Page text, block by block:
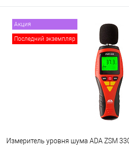
В корзину
В избранное
Акция
Последний экземпляр
Измеритель уровня шума ADA ZSM